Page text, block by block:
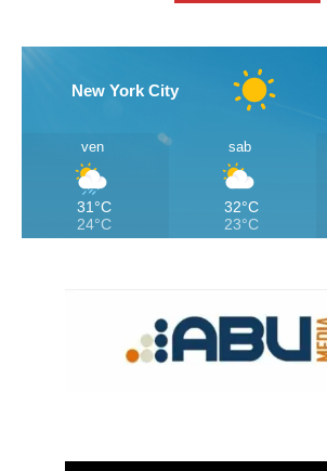
New York City
ven
31°C
24°C
sab
32°C
23°C